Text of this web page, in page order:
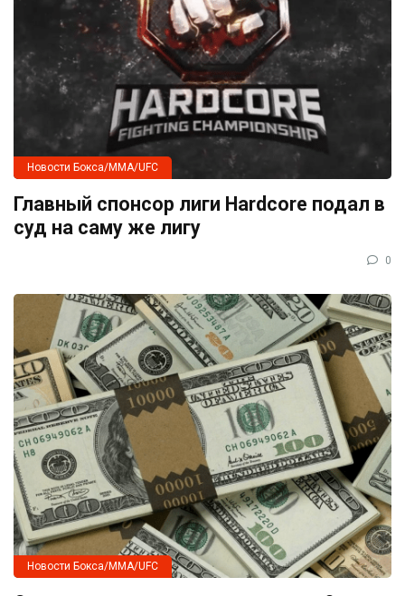
Новости Бокса/MMA/UFC
Главный спонсор лиги Hardcore подал в
суд на саму же лигу
0
Новости Бокса/MMA/UFC